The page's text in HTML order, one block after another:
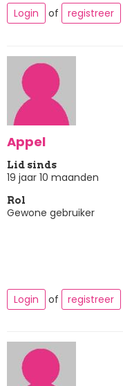
Login
of registreer
Appel
Lid sinds
19 jaar 10 maanden
Rol
Gewone gebruiker
Login
of registreer